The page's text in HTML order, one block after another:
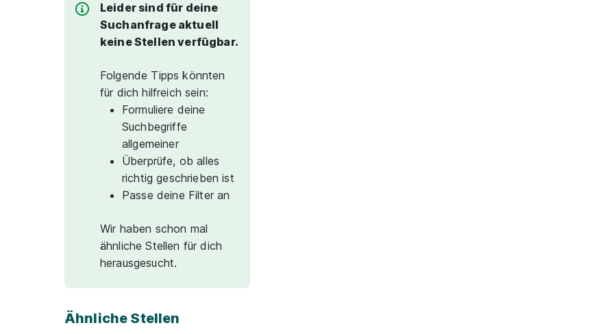
Leider sind für deine
Suchanfrage aktuell
keine Stellen verfügbar.
Folgende Tipps könnten
für dich hilfreich sein:
Formuliere deine
Suchbegriffe
allgemeiner
Überprüfe, ob alles
richtig geschrieben ist
Passe deine Filter an
Wir haben schon mal
ähnliche Stellen für dich
herausgesucht.
Ähnliche Stellen